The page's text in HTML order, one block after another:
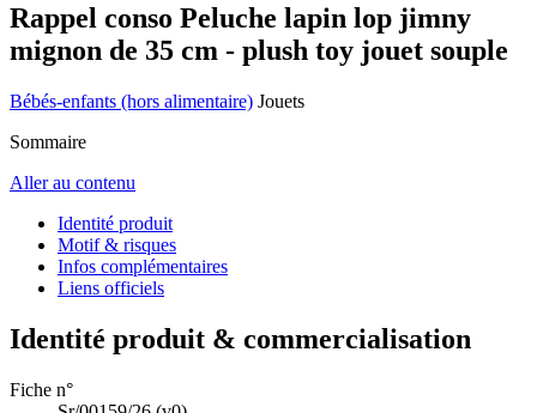
Rappel conso Peluche lapin lop jimny
mignon de 35 cm - plush toy jouet souple
Bébés-enfants (hors alimentaire) Jouets
Sommaire
Aller au contenu
Identité produit
Motif & risques
Infos complémentaires
Liens officiels
Identité produit & commercialisation
Fiche n°